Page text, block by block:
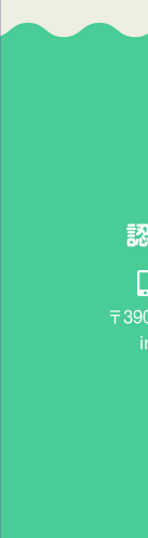
記
〒